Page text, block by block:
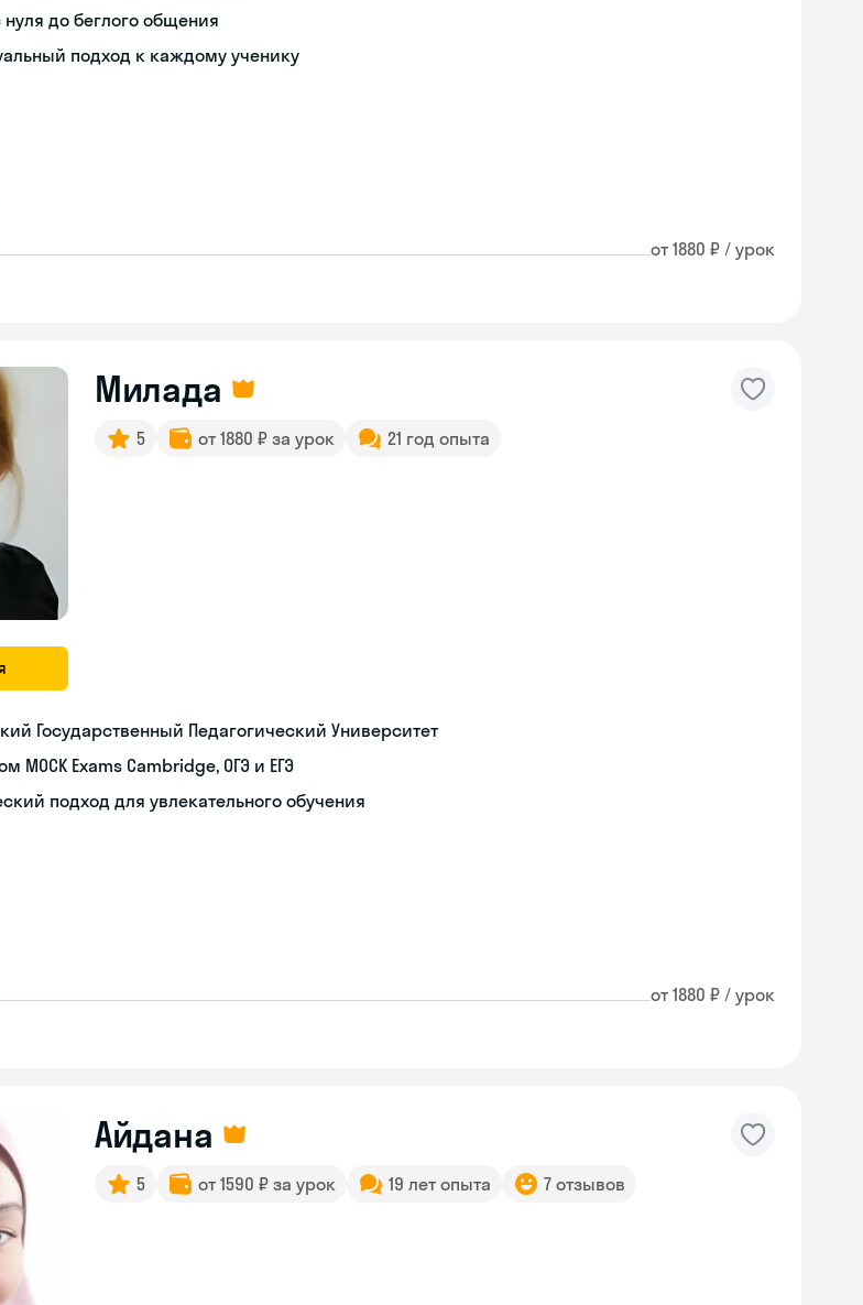
нуля до беглого общения
подход к каждому ученику
от 1880 ₽ / урок
Милада
5 от 1880 ₽ за урок 21 год опыта
Государственный Педагогический Университет
MOCK Exams Cambridge, ОГЭ и ЕГЭ
подход для увлекательного обучения
от 1880 ₽ / урок
Айдана
5 от 1590 ₽ за урок 19 лет опыта 7 отзывов